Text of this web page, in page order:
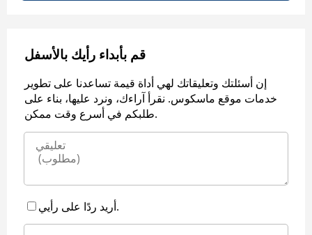
قم بأبداء رأيك بالأسفل
إن أسئلتك وتعليقاتك لهي أداة قيمة تساعدنا على تطوير
خدمات موقع ماسكوس. نقرأ آراءك، ونرد عليها، بناء على
طلبكم في أسرع وقت ممكن.
أريد ردًا على رأيي.